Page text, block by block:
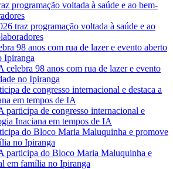
traz programação voltada à saúde e ao
celebra 98 anos com rua de lazer e evento
no Ipiranga
participa de congresso internacional e
Inaciana em tempos de IA
participa do Bloco Maria Maluquinha e
em família no Ipiranga